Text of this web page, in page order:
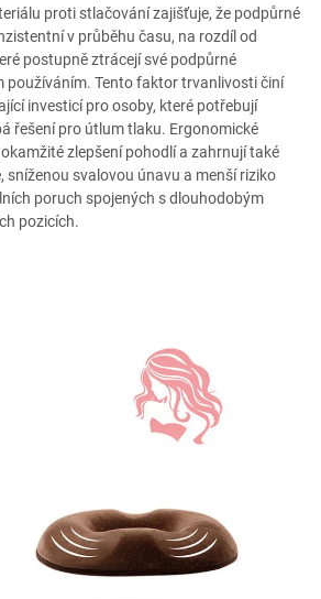
proti stlačování zajišťuje, že podpůrné
v průběhu času, na rozdíl od
postupně ztrácejí své podpůrné
používáním. Tento faktor trvanlivosti činí
investicí pro osoby, které potřebují
řešení pro útlum tlaku. Ergonomické
zlepšení pohodlí a zahrnují také
sníženou svalovou únavu a menší riziko
poruch spojených s dlouhodobým
pozicích.